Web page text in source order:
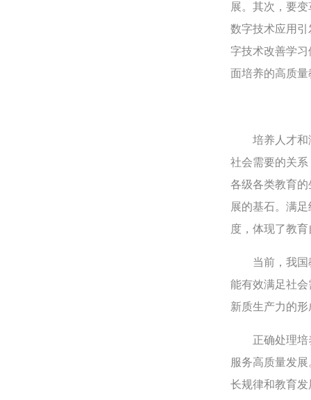
展。其次，要
数字技术应用
字技术改善学
面培养的高质
培养人才和满
社会需要的关
各级各类教育
展的基石。满
度，体现了教
当前，我国教
能有效满足社
新质生产力的
正确处理培养
服务高质量发
长规律和教育